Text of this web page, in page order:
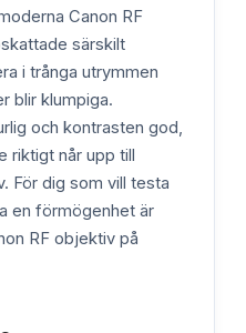
Canon RF
särskilt
i trånga utrymmen
blir klumpiga.
och kontrasten god,
riktigt når upp till
För dig som vill testa
en förmögenhet är
RF objektiv på